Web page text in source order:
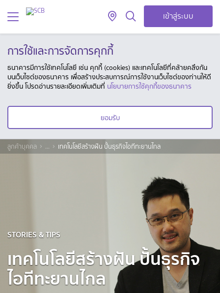
เข้าสู่ระบบ
การใช้และการจัดการคุกกี้
ธนาคารมีการใช้เทคโนโลยี เช่น คุกกี้ (cookies) และเทคโนโลยีที่คล้ายคลึงกัน
บนเว็บไซต์ของธนาคาร เพื่อสร้างประสบการณ์การใช้งานเว็บไซต์ของท่านให้ดี
ยิ่งขึ้น โปรดอ่านรายละเอียดเพิ่มเติมที่ นโยบายการใช้คุกกี้ของธนาคาร
ยอมรับ
ลูกค้าบุคคล ... เทคโนโลยีสร้างฝัน ปั้นธุรกิจไอทีทะยานไกล
STORIES & TIPS
เทคโนโลยีสร้างฝัน ปั้นธุรกิจ
ไอทีทะยานไกล